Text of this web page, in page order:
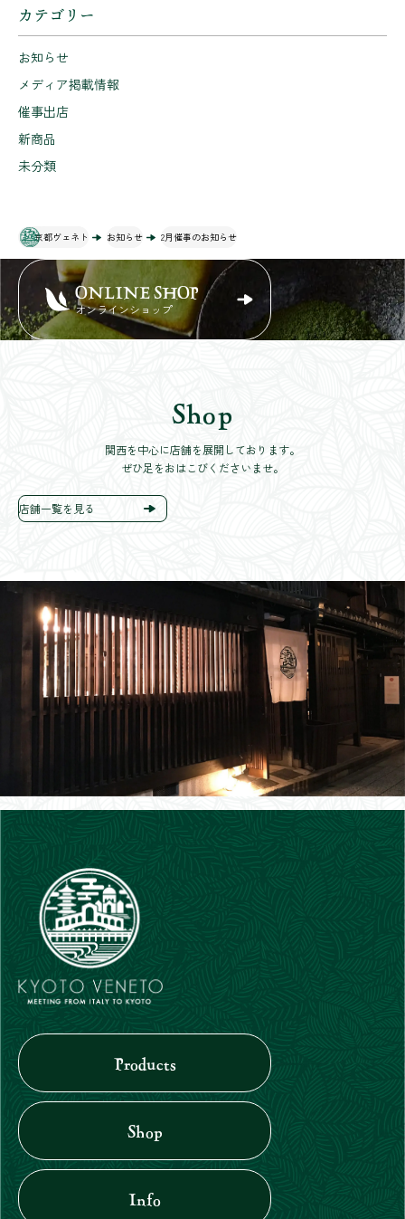
カテゴリー
お知らせ
メディア掲載情報
催事出店
新商品
未分類
京都ヴェネト お知らせ 2月催事のお知らせ
ONLINE SHOP
オンラインショップ
Shop
関西を中心に店舗を展開しております。
ぜひ足をおはこびくださいませ。
店舗一覧を見る
Products
Shop
Info